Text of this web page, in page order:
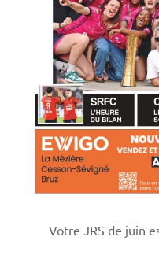
Votre JRS de juin